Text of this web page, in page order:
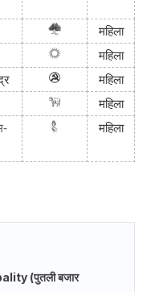
महिला
महिला
महिला
महिला
महिला
(पुतली बजार